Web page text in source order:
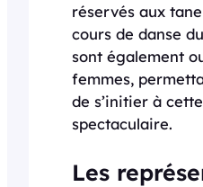
réservés aux
cours de danse
sont également
femmes,
de s’initier à
spectaculaire.
Les